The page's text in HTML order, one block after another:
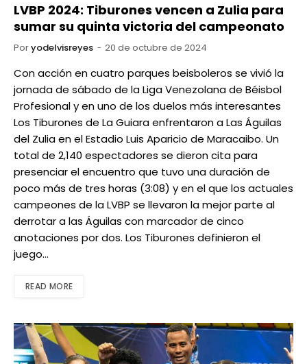
LVBP 2024: Tiburones vencen a Zulia para
sumar su quinta victoria del campeonato
Poryodelvisreyes 20 de octubre de 2024
Con acción en cuatro parques beisboleros se vivió la
jornada de sábado de la Liga Venezolana de Béisbol
Profesional y en uno de los duelos más interesantes
Los Tiburones de La Guiara enfrentaron a Las Águilas
del Zulia en el Estadio Luis Aparicio de Maracaibo. Un
total de 2,140 espectadores se dieron cita para
presenciar el encuentro que tuvo una duración de
poco más de tres horas (3:08) y en el que los actuales
campeones de la LVBP se llevaron la mejor parte al
derrotar a las Águilas con marcador de cinco
anotaciones por dos. Los Tiburones definieron el
juego…
READ MORE